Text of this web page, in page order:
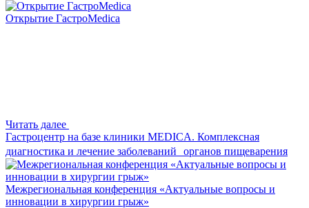
Открытие ГастроMedica
Читать далее
Гастроцентр на базе клиники MEDICA. Комплексная
диагностика и лечение заболеваний органов пищеварения
Межрегиональная конференция «Актуальные вопросы и
инновации в хирургии грыж»